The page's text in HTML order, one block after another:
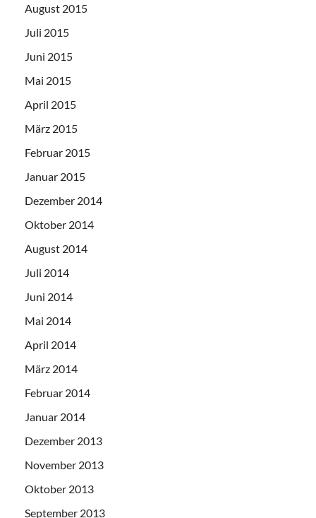
August 2015
Juli 2015
Juni 2015
Mai 2015
April 2015
März 2015
Februar 2015
Januar 2015
Dezember 2014
Oktober 2014
August 2014
Juli 2014
Juni 2014
Mai 2014
April 2014
März 2014
Februar 2014
Januar 2014
Dezember 2013
November 2013
Oktober 2013
September 2013